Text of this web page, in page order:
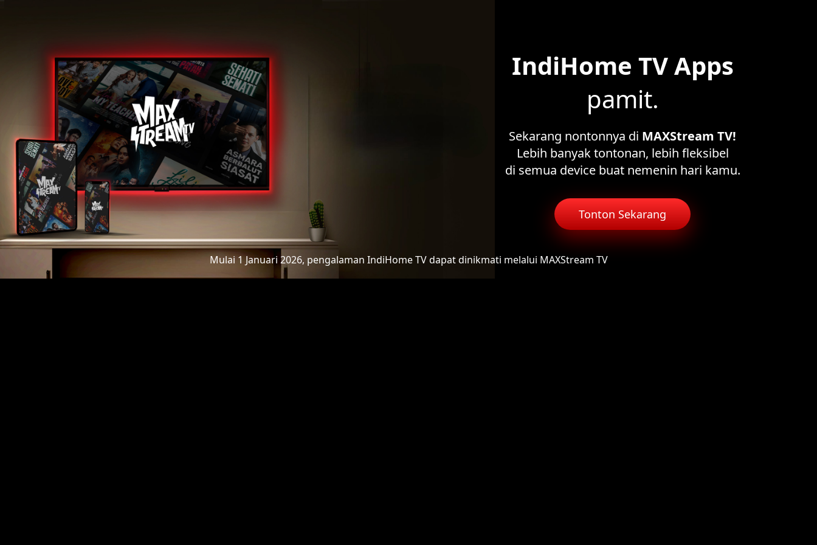
IndiHome TV Apps
pamit.
Sekarang nontonnya di MAXStream TV!
Lebih banyak tontonan, lebih fleksibel
di semua device buat nemenin hari kamu.
Tonton Sekarang
Mulai 1 Januari 2026, pengalaman IndiHome TVdapat dinikmati melalui MAXStream TV